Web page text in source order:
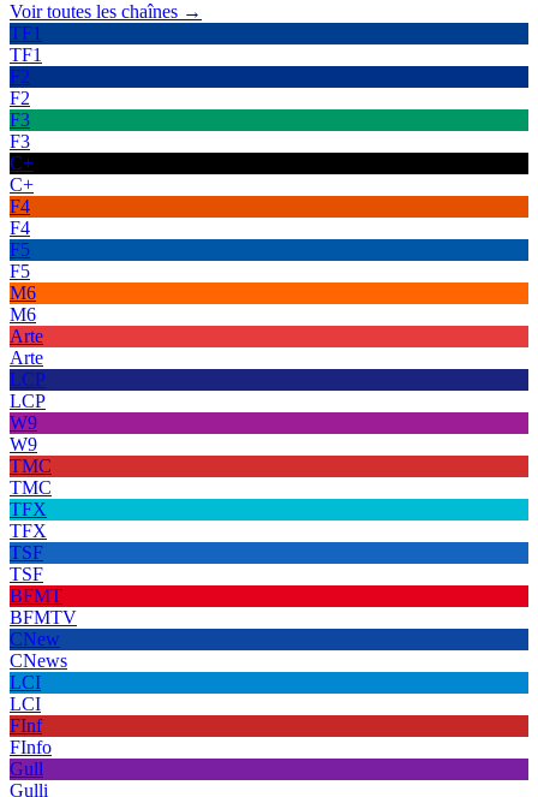
Voir toutes les chaînes →
TF1
TF1
F2
F2
F3
F3
C+
C+
F4
F4
F5
F5
M6
M6
Arte
Arte
LCP
LCP
W9
W9
TMC
TMC
TFX
TFX
TSF
TSF
BFMT
BFMTV
CNew
CNews
LCI
LCI
FInf
FInfo
Gull
Gulli